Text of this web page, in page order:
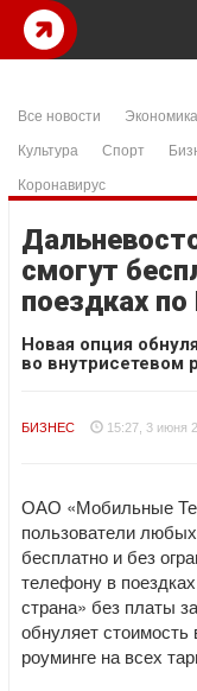
Все новости Экономика
Культура
Спорт
Коронавирус
смогут
поездках по
Новая опция
во внутрисетевом
БИЗНЕС 15:27, 3 июня
ОАО «Мобильные
пользователи
бесплатно и без
телефону в
страна» без платы
обнуляет
роуминге на всех